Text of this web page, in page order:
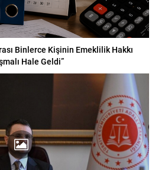
Binlerce Kişinin Emeklilik Hakkı
Hale Geldi”